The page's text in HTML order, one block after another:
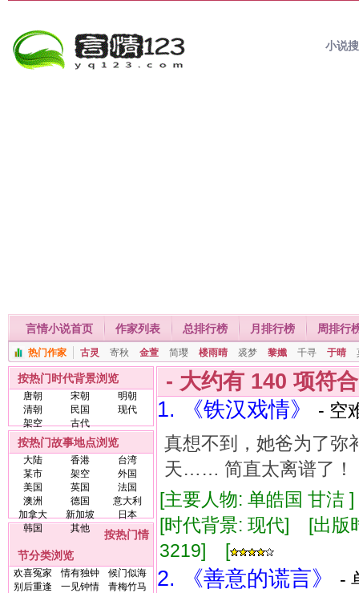
小说
言情小说首页 作家列表 总排行榜 月排行榜 周排行
热门作家 古灵 寄秋 金萱 简璎 楼雨晴 裘梦 黎孅 千寻 于晴
按热门时代背景浏览
唐朝 宋朝
明朝
清朝
民国
现代
架空
古代
按热门故事地点浏览
大陆 香港
台湾
某市
架空
外国
美国
英国
法国
澳洲
德国
意大利
加拿大
新加坡
日本
韩国
其他
按热门情
节分类浏览
欢喜冤家 情有独钟
候门似海
别后重逢
一见钟情
青梅竹马
- 大约有 140 项符
1. 《铁汉戏情》
- 空
真想不到，她爸为了弥
天…… 简直太离谱了！
[主要人物: 单皓国 甘
[时代背景: 现代] [出
3219] [
2. 《善意的谎言》
-